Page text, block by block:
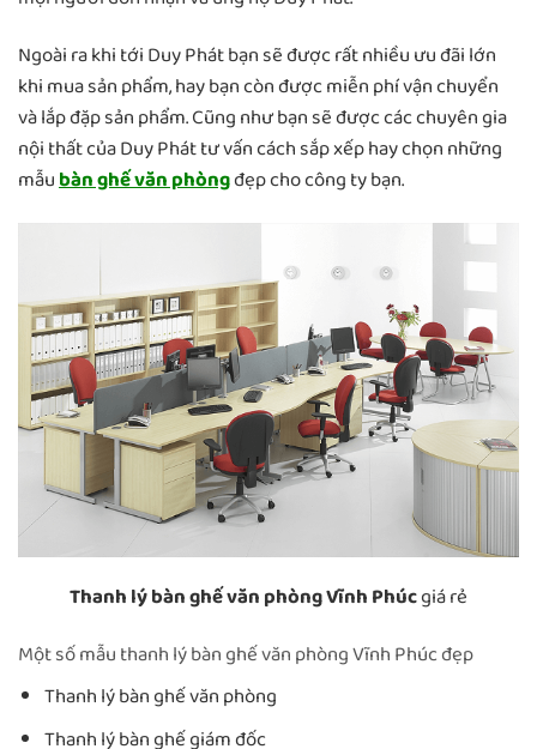
Ngoài ra khi tới Duy Phát bạn sẽ được rất nhiều ưu đãi lớn
khi mua sản phẩm, hay bạn còn được miễn phí vận chuyển
và lắp đặp sản phẩm. Cũng như bạn sẽ được các chuyên gia
nội thất của Duy Phát tư vấn cách sắp xếp hay chọn những
mẫubàn ghế văn phòngđẹp cho công ty bạn.
Thanh lý bàn ghế văn phòng Vĩnh Phúcgiá rẻ
Một số mẫu thanh lý bàn ghế văn phòng Vĩnh Phúc đẹp
Thanh lý bàn ghế văn phòng
Thanh lý bàn ghế giám đốc